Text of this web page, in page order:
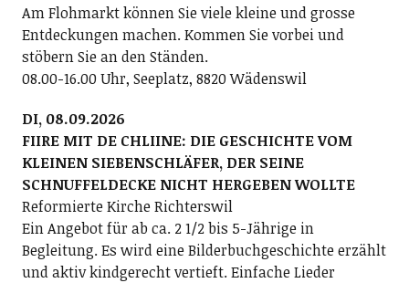
Am Flohmarkt können Sie viele kleine und grosse
Entdeckungen machen. Kommen Sie vorbei und
stöbern Sie an den Ständen.
08.00-16.00 Uhr, Seeplatz, 8820 Wädenswil
DI, 08.09.2026
FIIRE MIT DE CHLIINE: DIE GESCHICHTE VOM
KLEINEN SIEBENSCHLÄFER, DER SEINE
SCHNUFFELDECKE NICHT HERGEBEN WOLLTE
Reformierte Kirche Richterswil
Ein Angebot für ab ca. 2 1/2 bis 5-Jährige in
Begleitung. Es wird eine Bilderbuchgeschichte erzählt
und aktiv kindgerecht vertieft. Einfache Lieder